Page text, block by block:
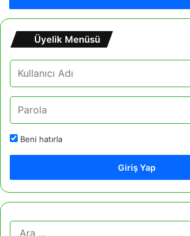
Üyelik Menüsü
Beni hatırla
Giriş Yap